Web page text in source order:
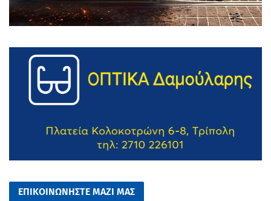
ΕΠΙΚΟΙΝΩΝΗΣΤΕ ΜΑΖΙ ΜΑΣ